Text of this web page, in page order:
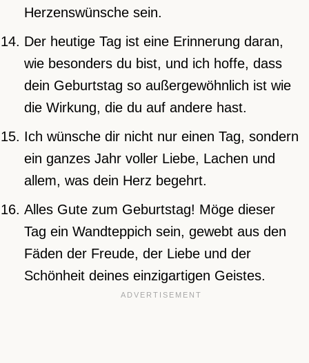
Herzenswünsche sein.
Der heutige Tag ist eine Erinnerung daran,
wie besonders du bist, und ich hoffe, dass
dein Geburtstag so außergewöhnlich ist wie
die Wirkung, die du auf andere hast.
Ich wünsche dir nicht nur einen Tag, sondern
ein ganzes Jahr voller Liebe, Lachen und
allem, was dein Herz begehrt.
Alles Gute zum Geburtstag! Möge dieser
Tag ein Wandteppich sein, gewebt aus den
Fäden der Freude, der Liebe und der
Schönheit deines einzigartigen Geistes.